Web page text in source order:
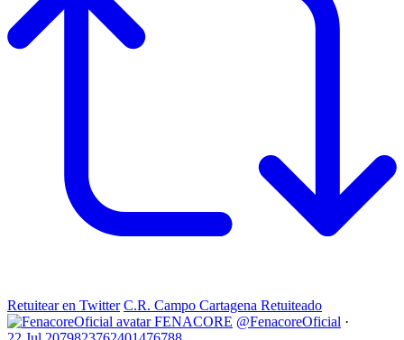
Retuitear en Twitter C.R. Campo Cartagena Retuiteado
FENACORE @FenacoreOficial ·